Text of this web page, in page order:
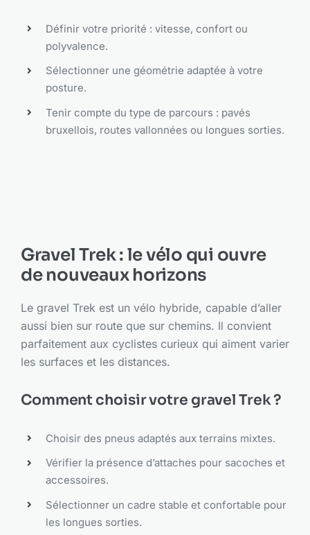
Définir votre priorité : vitesse, confort ou
polyvalence.
Sélectionner une géométrie adaptée à votre
posture.
Tenir compte du type de parcours : pavés
bruxellois, routes vallonnées ou longues sorties.
Gravel Trek : le vélo qui ouvre
de nouveaux horizons
Le gravel Trek est un vélo hybride, capable d’aller
aussi bien sur route que sur chemins. Il convient
parfaitement aux cyclistes curieux qui aiment varier
les surfaces et les distances.
Comment choisir votre gravel Trek ?
Choisir des pneus adaptés aux terrains mixtes.
Vérifier la présence d’attaches pour sacoches et
accessoires.
Sélectionner un cadre stable et confortable pour
les longues sorties.